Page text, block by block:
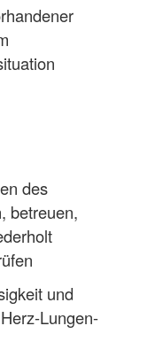
des
betreuen,
und
Lungen-